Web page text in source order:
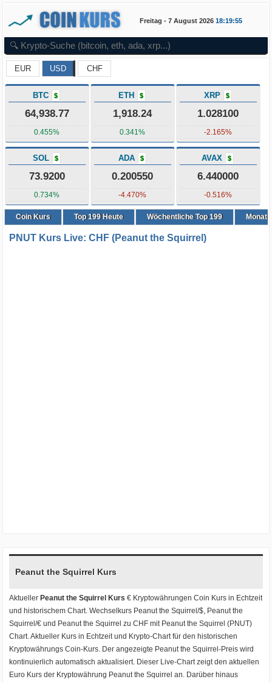
Freitag - 7 August 2026 18:19:55
EUR USD CHF
BTC $
64,938.77
0.455%
ETH $
1,918.24
0.341%
XRP $
1.028100
-2.165%
SOL $
73.9200
0.734%
ADA $
0.200550
-4.470%
AVAX $
6.440000
-0.516%
Coin Kurs Top199Heute Wöchentliche Top 199
PNUT Kurs Live: CHF (Peanut the Squirrel)
Peanut the Squirrel Kurs
Aktueller Peanut the Squirrel Kurs € Kryptowährungen Coin Kurs in Echtzeit
und historischem Chart. Wechselkurs Peanut the Squirrel/$, Peanut the
Squirrel/€ und Peanut the Squirrel zu CHF mit Peanut the Squirrel (PNUT)
Chart. Aktueller Kurs in Echtzeit und Krypto-Chart für den historischen
Kryptowährungs Coin-Kurs. Der angezeigte Peanut the Squirrel-Preis wird
kontinuierlich automatisch aktualisiert. Dieser Live-Chart zeigt den aktuellen
Euro Kurs der Kryptowährung Peanut the Squirrel an. Darüber hinaus